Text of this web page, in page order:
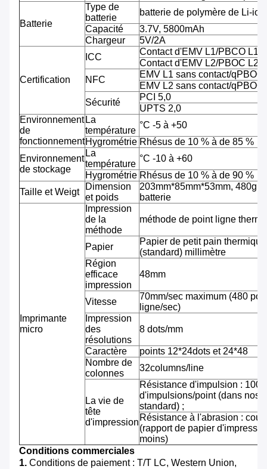
Batterie
Type de
batterie
batterie de polymère de Li-ion
Capacité
3.7V, 5800mAh
Chargeur
5V/2A
Certification
ICC
Contact d'EMV L1/PBCO L1
Contact d'EMV L2/PBOC L2
NFC
EMV L1 sans contact/qPBOC
EMV L2 sans contact/qPBOC
Sécurité
PCI 5,0
UPTS 2,0
Environnement
de
fonctionnement
La
température
°C -5 à +50
Hygrométrie Rhésus de 10 % à de 85 %
Environnement
de stockage
La
température
°C -10 à +60
Hygrométrie Rhésus de 10 % à de 90 %
Taille et Weigt
Dimension
et poids
203mm*85mm*53mm, 480g
batterie
Imprimante
micro
Impression
de la
méthode
méthode de point ligne
Papier
Papier de petit pain
(standard) millimètre
Région
efficace
impression
48mm
Vitesse
70mm/sec maximum (480
ligne/sec)
Impression
des
résolutions
8 dots/mm
Caractère
points 12*24dots et 24*48
Nombre de
colonnes
32columns/line
La vie de
tête
d'impression
Résistance d'impulsion : 100
d'impulsions/point (dans nos
standard) ;
Résistance à l'abrasion :
(rapport de papier
moins)
Conditions commerciales
1. Conditions de paiement : T/T LC, Western Union,